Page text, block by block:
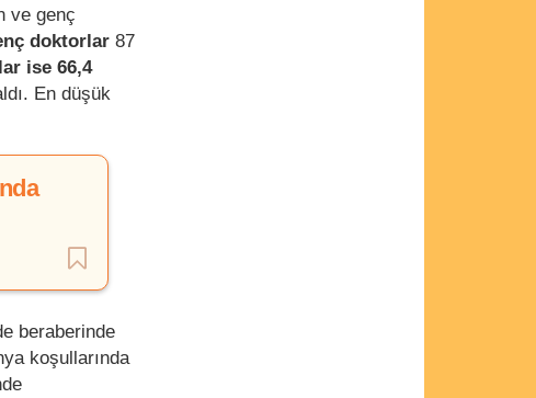
ve genç
doktorlar 87
ise 66,4
En düşük
beraberinde
koşullarında